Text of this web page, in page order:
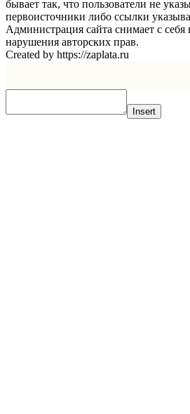
бывает так, что пользователи не
первоисточники либо ссылки
Администрация сайта снимает с себя
нарушения авторских прав.
Created by https://zaplata.ru
Insert